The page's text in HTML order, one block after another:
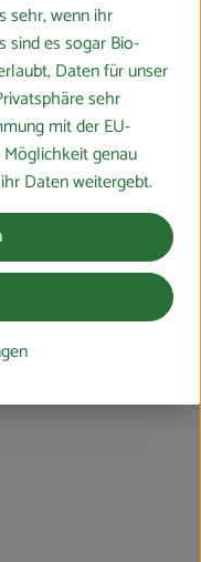
sehr, wenn ihr
sind es sogar Bio-
Daten für unser
sehr
mit der EU-
Möglichkeit genau
Daten weitergebt.